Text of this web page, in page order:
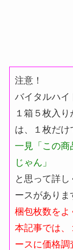
注意！
バイタルハイ
１箱５枚入
は、１枚だけ
一見「この商
じゃん」
と思って詳
ースがありま
梱包枚数をよ
本記事では、
ースに価格調